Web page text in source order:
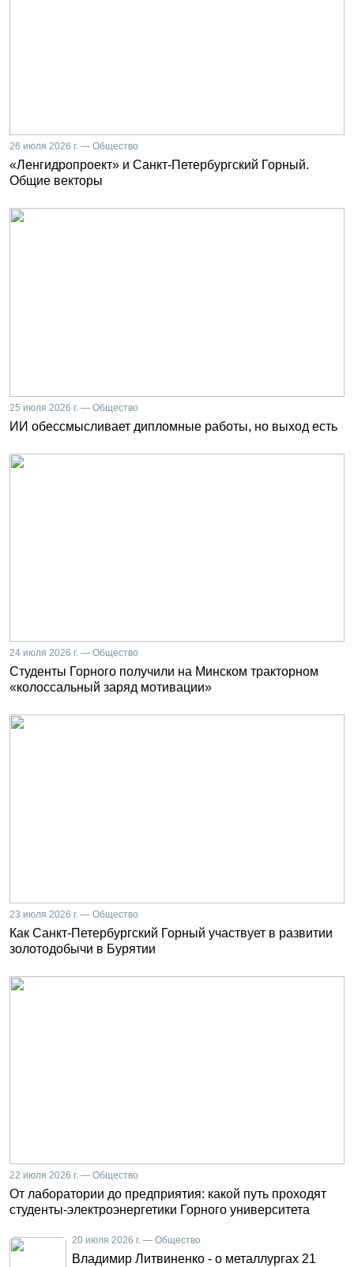
26 июля 2026 г. — Общество
«Ленгидропроект» и Санкт-Петербургский Горный.
Общие векторы
25 июля 2026 г. — Общество
ИИ обессмысливает дипломные работы, но выход есть
24 июля 2026 г. — Общество
Студенты Горного получили на Минском тракторном
«колоссальный заряд мотивации»
23 июля 2026 г. — Общество
Как Санкт-Петербургский Горный участвует в развитии
золотодобычи в Бурятии
22 июля 2026 г. — Общество
От лаборатории до предприятия: какой путь проходят
студенты-электроэнергетики Горного университета
20 июля 2026 г. — Общество
Владимир Литвиненко - о металлургах 21